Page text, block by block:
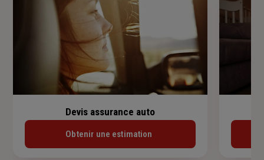
Devis assurance auto
Obtenir une estimation